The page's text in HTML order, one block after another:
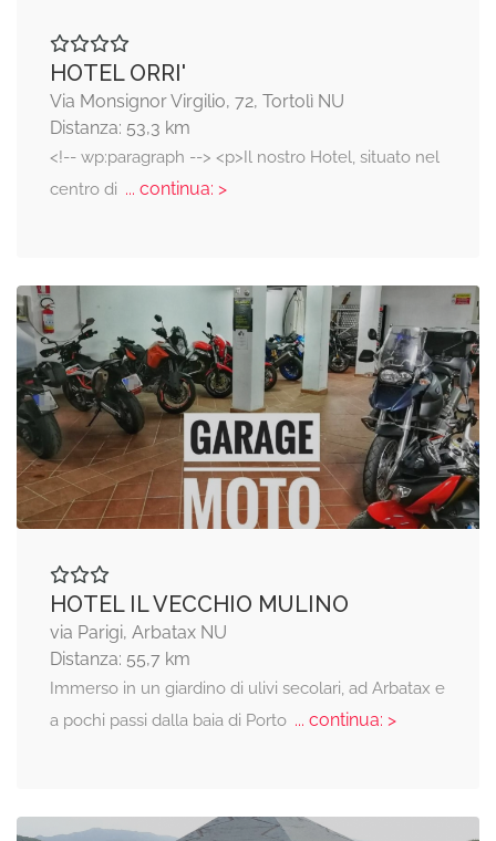
HOTEL ORRI'
Via Monsignor Virgilio, 72, Tortolì NU
Distanza: 53,3 km
<!-- wp:paragraph --> <p>Il nostro Hotel, situato nel
centro di ... continua: >
HOTEL IL VECCHIO MULINO
via Parigi, Arbatax NU
Distanza: 55,7 km
Immerso in un giardino di ulivi secolari, ad Arbatax e
a pochi passi dalla baia di Porto... continua: >